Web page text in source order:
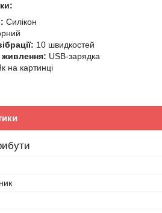
Силікон
10 швидкостей
USB-зарядка
на картинці